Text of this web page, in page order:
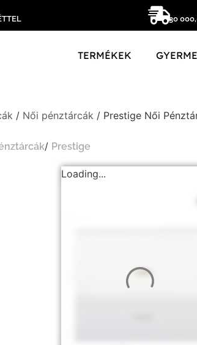
30
TERMÉKEK
/ Női pénztárcák / Prestige Női
/ Prestige
Loading...